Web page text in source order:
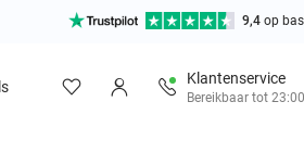
9,4 op
Klantenservice
Bereikbaar tot 23:00